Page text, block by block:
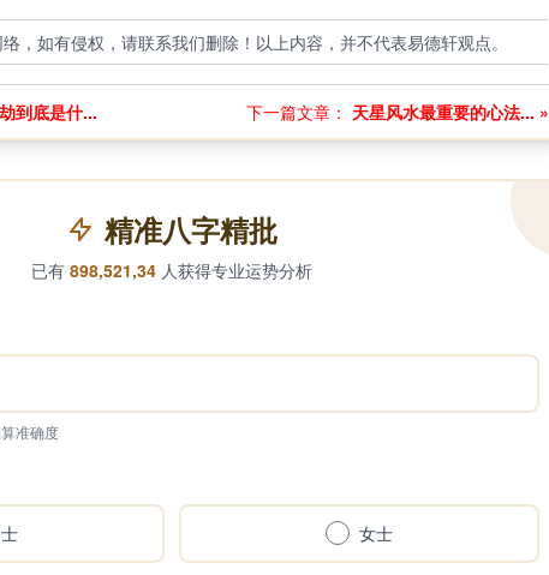
，如有侵权，请联系我们删除！以上内容，并不代表易德轩观点。
到底是什... 下一篇文章： 天星风水最重要的心法... »
精准八字精批
已有 898,521,34 人获得专业运势分析
准确度
女士